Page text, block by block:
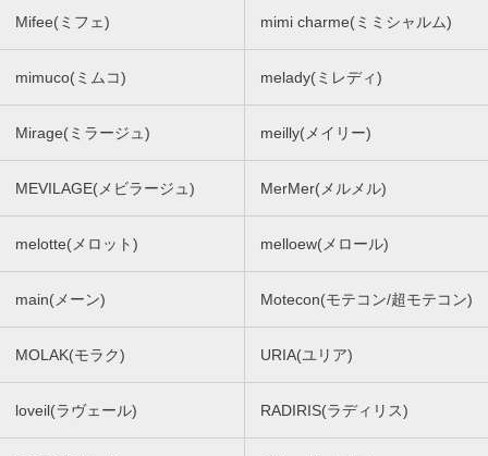
Mifee(ミフェ) mimi charme(ミミシャルム)
mimuco(ミムコ) melady(ミレディ)
Mirage(ミラージュ) meilly(メイリー)
MEVILAGE(メビラージュ) MerMer(メルメル)
melotte(メロット) melloew(メロール)
main(メーン) Motecon(モテコン/超モテコン)
MOLAK(モラク) URIA(ユリア)
loveil(ラヴェール) RADIRIS(ラディリス)